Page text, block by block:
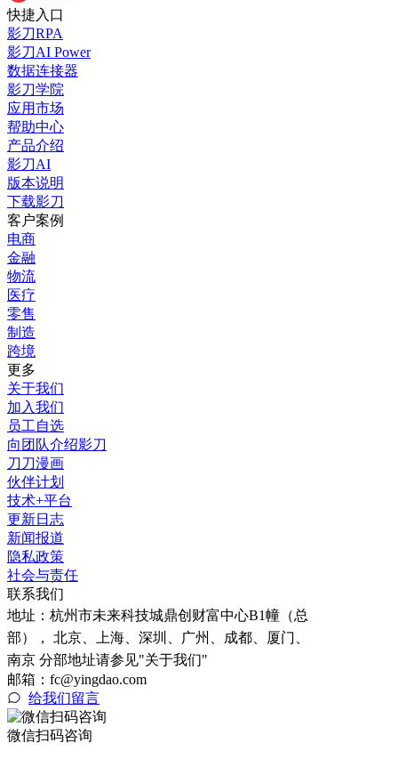
快捷入口
影刀RPA
影刀AI Power
数据连接器
影刀学院
应用市场
帮助中心
产品介绍
影刀AI
版本说明
下载影刀
客户案例
电商
金融
物流
医疗
零售
制造
跨境
更多
关于我们
加入我们
员工自选
向团队介绍影刀
刀刀漫画
伙伴计划
技术+平台
更新日志
新闻报道
隐私政策
社会与责任
联系我们
地址： 杭州市未来科技城鼎创财富中心B1幢（总
部）， 北京、上海、深圳、广州、成都、厦门、
南京 分部地址请参见"关于我们"
邮箱：fc@yingdao.com
给我们留言
微信扫码咨询